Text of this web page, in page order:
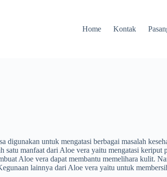
Home Kontak
untuk mengatasi berbagai masalah
manfaat dari Aloe vera yaitu mengatasi
Aloe vera dapat membantu memelihara kulit.
lainnya dari Aloe vera yaitu untuk